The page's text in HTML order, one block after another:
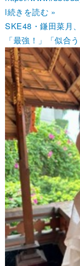
l続きを読む »
SKE48・鎌田菜月
「最強！」「似合